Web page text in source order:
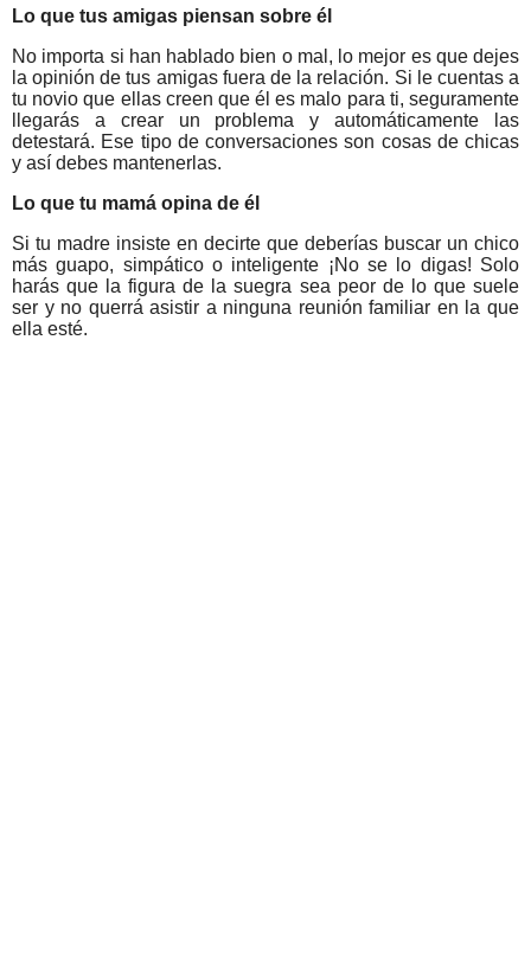
Lo que tus amigas piensan sobre él
No importa si han hablado bien o mal, lo mejor es que dejes
la opinión de tus amigas fuera de la relación. Si le cuentas a
tu novio que ellas creen que él es malo para ti, seguramente
llegarás a crear un problema y automáticamente las
detestará. Ese tipo de conversaciones son cosas de chicas
y así debes mantenerlas.
Lo que tu mamá opina de él
Si tu madre insiste en decirte que deberías buscar un chico
más guapo, simpático o inteligente ¡No se lo digas! Solo
harás que la figura de la suegra sea peor de lo que suele
ser y no querrá asistir a ninguna reunión familiar en la que
ella esté.